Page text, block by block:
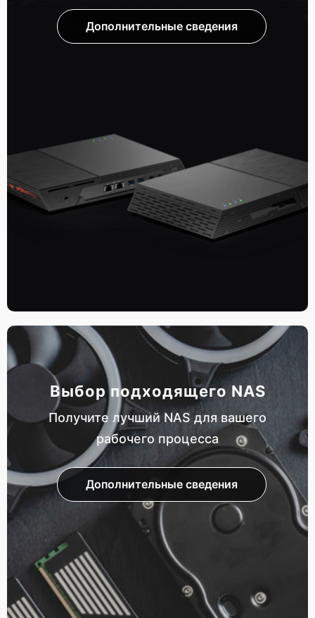
Дополнительные сведения
Выбор подходящего NAS
Получите лучший NAS для вашего
рабочего процесса
Дополнительные сведения